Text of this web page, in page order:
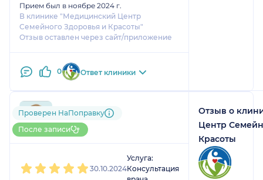
Прием был в ноябре 2024 г.
В клинике "Медицинский Центр
Семейного Здоровья и Красоты"
Отзыв оставлен через сайт/приложение
0 Ответ клиники
791....@....ru
1 отзыв
Проверен НаПоправку
После записи
30.10.2024
Услуга:
Консультация
Отзыв о
Центр
Красоты